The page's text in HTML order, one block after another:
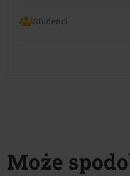
Studenci
Może